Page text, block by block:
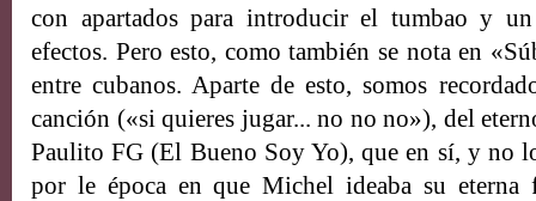
con apartados para introducir el tumbao y
efectos. Pero esto, como también se nota en
entre cubanos. Aparte de esto, somos
canción («si quieres jugar... no no no»), del
Paulito FG (El Bueno Soy Yo), que en sí, y no
por le época en que Michel ideaba su eterna